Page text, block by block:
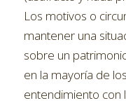
Los motivos o
mantener una
sobre un
en la mayoría de
entendimiento con